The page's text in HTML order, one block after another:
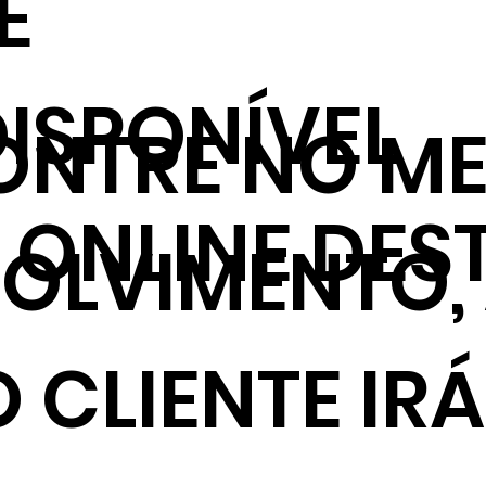
NO
CLIENTE IRÁ